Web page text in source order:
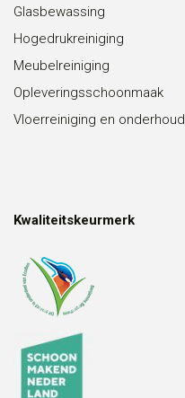
Glasbewassing
Hogedrukreiniging
Meubelreiniging
Opleveringsschoonmaak
Vloerreiniging en onderhoud
Kwaliteitskeurmerk